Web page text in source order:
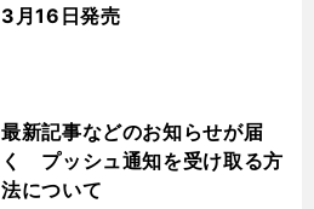
3月16日発売
最新記事などのお知らせが届
く プッシュ通知を受け取る方
法について